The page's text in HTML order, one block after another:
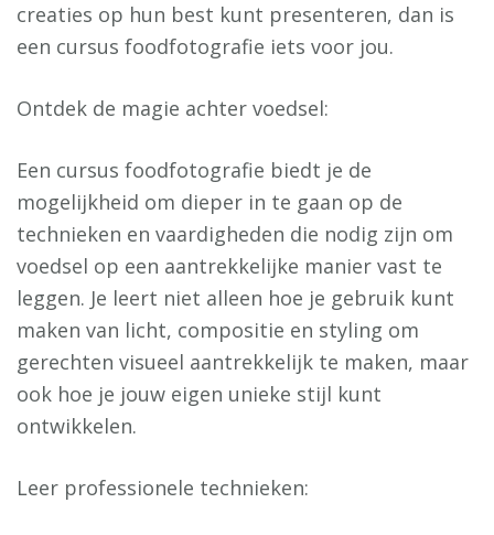
creaties op hun best kunt presenteren, dan is
een cursus foodfotografie iets voor jou.
Ontdek de magie achter voedsel:
Een cursus foodfotografie biedt je de
mogelijkheid om dieper in te gaan op de
technieken en vaardigheden die nodig zijn om
voedsel op een aantrekkelijke manier vast te
leggen. Je leert niet alleen hoe je gebruik kunt
maken van licht, compositie en styling om
gerechten visueel aantrekkelijk te maken, maar
ook hoe je jouw eigen unieke stijl kunt
ontwikkelen.
Leer professionele technieken: